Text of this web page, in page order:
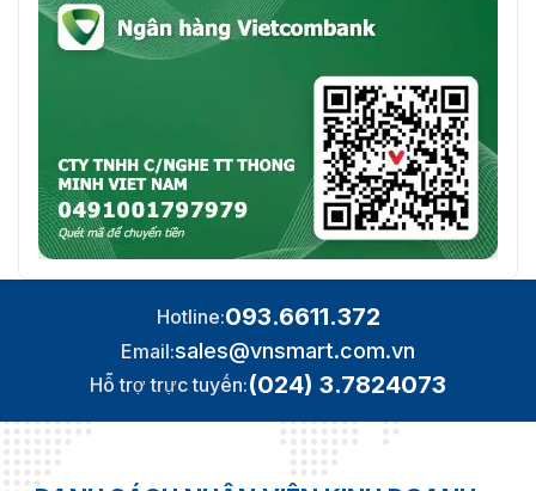
Hotline:093.6611.372
Email:sales@vnsmart.com.vn
Hỗ trợ trực tuyến:(024) 3.7824073